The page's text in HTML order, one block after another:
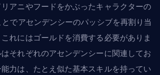
アニやフードをかぶったキャラクターの
でアセンデンシーのパッシブを再割り当
れにはゴールドを消費する必要がありま
それぞれのアセンデンシーに関連してお
力は、たとえ似た基本スキルを持ってい